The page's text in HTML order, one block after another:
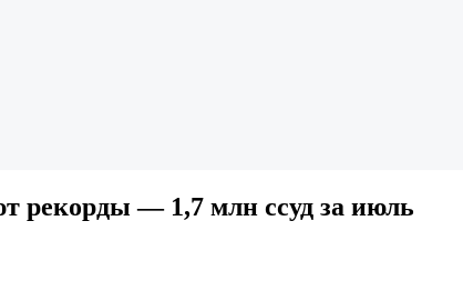
рекорды — 1,7 млн ссуд за июль